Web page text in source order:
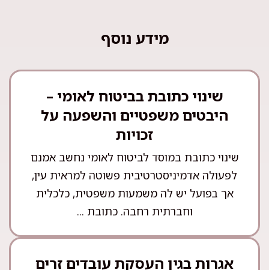
מידע נוסף
שינוי כתובת בביטוח לאומי –
היבטים משפטיים והשפעה על
זכויות
שינוי כתובת במוסד לביטוח לאומי נחשב אמנם
לפעולה אדמיניסטרטיבית פשוטה למראית עין,
אך בפועל יש לה משמעות משפטית, כלכלית
וחברתית רחבה. כתובת ...
אגרות בגין העסקת עובדים זרים